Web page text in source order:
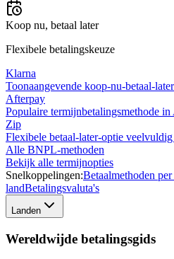
Koop nu, betaal later
Flexibele betalingskeuze
Klarna
Toonaangevende koop-nu-betaal-
Afterpay
Populaire termijnbetalingsmethode
Zip
Flexibele betaal-later-optie
Alle BNPL-methoden
Bekijk alle termijnopties
Snelkoppelingen:Betaalmethoden
landBetalingsvaluta's
Landen
Wereldwijde betalingsgids